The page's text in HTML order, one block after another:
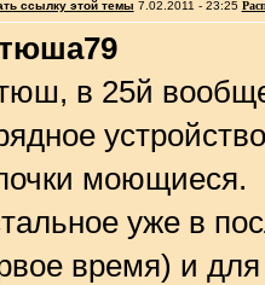
ссылку этой темы 7.02.2011 - 23:25
в 25й
моющиеся.
уже в
время) и